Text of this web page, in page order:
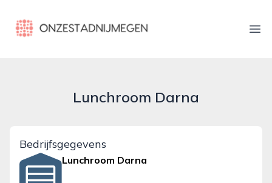
onzestadnijmegen.nl
Lunchroom Darna
Bedrijfsgegevens
Lunchroom Darna